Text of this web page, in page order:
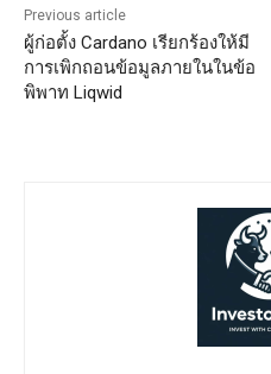
Previous article
ผู้ก่อตั้ง Cardano เรียกร้องให้มี
การเพิกถอนข้อมูลภายในในข้อ
พิพาท Liqwid